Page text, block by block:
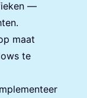
—
maat
te